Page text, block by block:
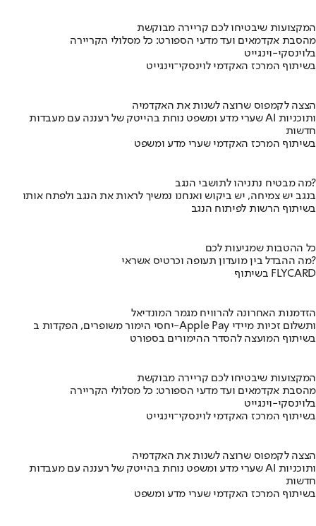
המקצועות שיבטיחו לכם קריירה מבוקשת
מהסבת אקדמאים ועד מדעי הספורט: כל מסלולי הקריירה
בלוינסקי-וינגייט
בשיתוף המרכז האקדמי לוינסקי־וינגייט
הצצה לקמפוס שרוצה לשנות את האקדמיה
שערי מדע ומשפט נוחת בהייטק של רעננה עם מעבדות AI ותוכניות
חדשות
בשיתוף המרכז האקדמי שערי מדע ומשפט
מה מבטיח נתניהו לתושבי הנגב?
בנגב יש צמיחה, יש ביקוש ואנחנו נמשיך לראות את הנגב ולפתח אותו
בשיתוף הרשות לפיתוח הנגב
כל ההטבות שמגיעות לכם
מה ההבדל בין מועדון תעופה וכרטיס אשראי?
בשיתוף FLYCARD
הזדמנות האחרונה להרוויח מגמר המונדיאל
יחסי הימור משופרים, הפקדות ב-Apple Pay ותשלום זכיות מיידי
בשיתוף המועצה להסדר ההימורים בספורט
המקצועות שיבטיחו לכם קריירה מבוקשת
מהסבת אקדמאים ועד מדעי הספורט: כל מסלולי הקריירה
בלוינסקי-וינגייט
בשיתוף המרכז האקדמי לוינסקי־וינגייט
הצצה לקמפוס שרוצה לשנות את האקדמיה
שערי מדע ומשפט נוחת בהייטק של רעננה עם מעבדות AI ותוכניות
חדשות
בשיתוף המרכז האקדמי שערי מדע ומשפט